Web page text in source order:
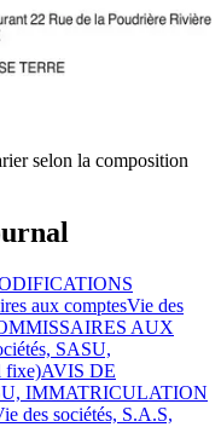
selon la composition
aux comptesVie des
AUX
SASU,
fixe)AVIS DE
IMMATRICULATION
des sociétés, S.A.S,